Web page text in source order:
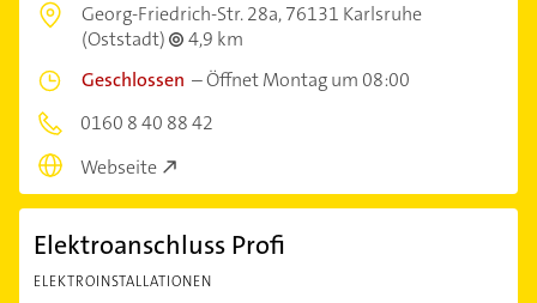
Georg-Friedrich-Str. 28a,76131 Karlsruhe
(Oststadt)
4,9 km
Geschlossen –Öffnet Montag um 08:00
0160 8 40 88 42
Webseite
Elektroanschluss Profi
ELEKTROINSTALLATIONEN